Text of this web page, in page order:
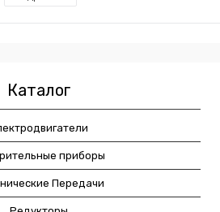
Каталог
приборы
Передачи